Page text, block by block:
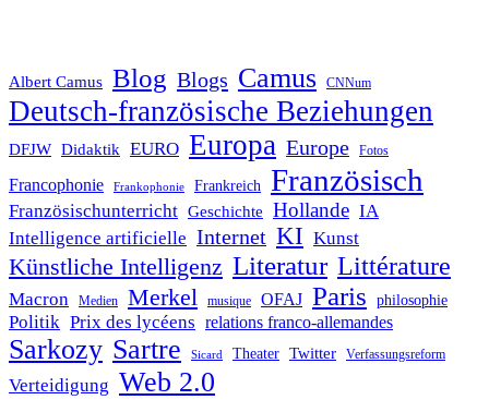
Albert Camus Blog Blogs Camus CNNum
Deutsch-französische Beziehungen
DFJW Didaktik EURO Europa Europe Fotos
Francophonie Frankophonie Frankreich Französisch
Französischunterricht Geschichte Hollande IA
Intelligence artificielle Internet KI Kunst
Künstliche Intelligenz Literatur Littérature
Macron Medien Merkel musique OFAJ Paris philosophie
Politik Prix des lycéens relations franco-allemandes
Sarkozy Sartre Sicard Theater Twitter Verfassungsreform
Verteidigung Web 2.0